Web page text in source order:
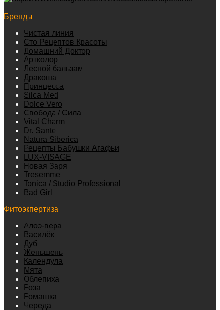
Бренды
Чистая линия
Сто Рецептов Красоты
Домашний Доктор
Артколор
Лесной бальзам
Дракоша
Принцесса
Silca Med
Dolce Vero
Свобода / Сила
Vital Charm
Dr. Sante
Natura Siberica
Рецепты Бабушки Агафьи
LUX-VISAGE
Новая Заря
Tresemme
Tonica / Studio Professional
Bad Girl
Фитоэкпертиза
Алоэ-вера
Василёк
Дуб
Женьшень
Календула
Мята
Облепиха
Роза
Ромашка
Череда